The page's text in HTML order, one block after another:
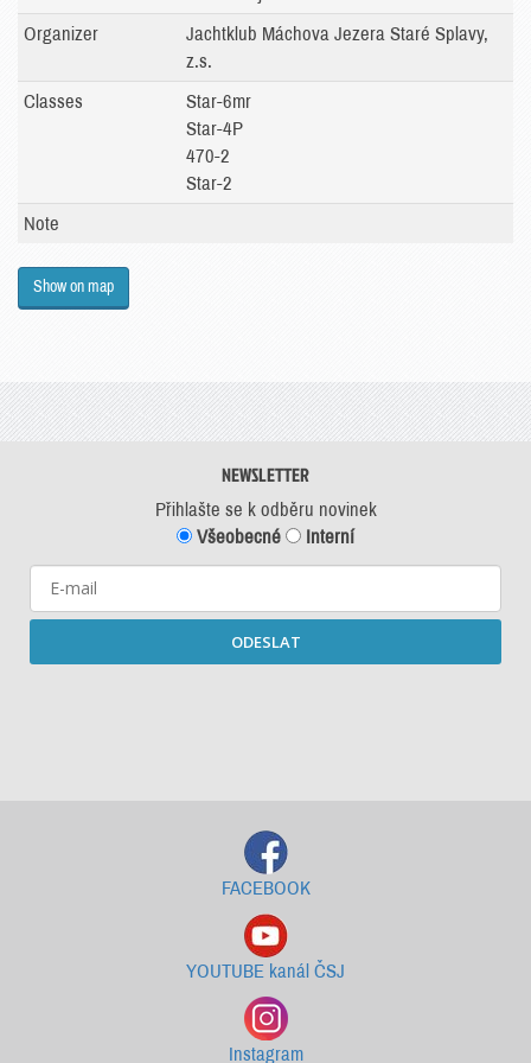
Organizer
Jachtklub Máchova Jezera Staré Splavy,
z.s.
Classes
Star-6mr
Star-4P
470-2
Star-2
Note
Show on map
NEWSLETTER
Přihlašte se k odběru novinek
Všeobecné
Interní
ODESLAT
FACEBOOK
YOUTUBE kanál ČSJ
Instagram